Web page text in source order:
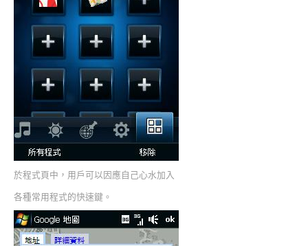
於程式頁中，用戶可以因應自己心水加入
各種常用程式的快速鍵。